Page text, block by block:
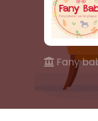
Fany